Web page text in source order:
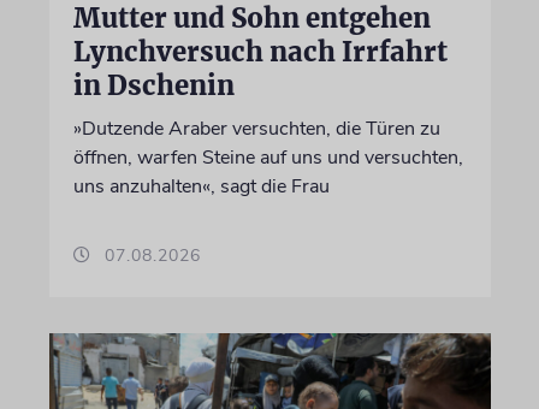
Mutter und Sohn entgehen
Lynchversuch nach Irrfahrt
in Dschenin
»Dutzende Araber versuchten, die Türen zu
öffnen, warfen Steine auf uns und versuchten,
uns anzuhalten«, sagt die Frau
07.08.2026